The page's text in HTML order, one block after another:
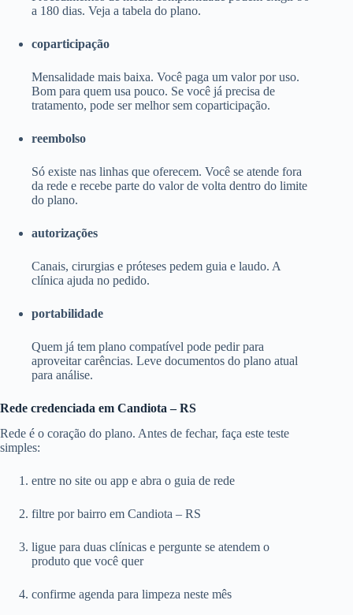
a 180 dias. Veja a tabela do plano.
coparticipação
Mensalidade mais baixa. Você paga um valor por uso.
Bom para quem usa pouco. Se você já precisa de
tratamento, pode ser melhor sem coparticipação.
reembolso
Só existe nas linhas que oferecem. Você se atende fora
da rede e recebe parte do valor de volta dentro do limite
do plano.
autorizações
Canais, cirurgias e próteses pedem guia e laudo. A
clínica ajuda no pedido.
portabilidade
Quem já tem plano compatível pode pedir para
aproveitar carências. Leve documentos do plano atual
para análise.
Rede credenciada em Candiota – RS
Rede é o coração do plano. Antes de fechar, faça este teste
simples:
entre no site ou app e abra o guia de rede
filtre por bairro em Candiota – RS
ligue para duas clínicas e pergunte se atendem o
produto que você quer
confirme agenda para limpeza neste mês